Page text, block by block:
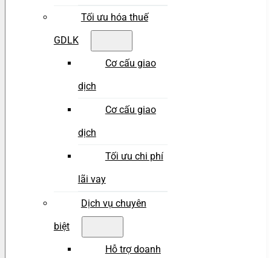
Tối ưu hóa thuế
GDLK
Cơ cấu giao
dịch
Cơ cấu giao
dịch
Tối ưu chi phí
lãi vay
Dịch vụ chuyên
biệt
Hỗ trợ doanh